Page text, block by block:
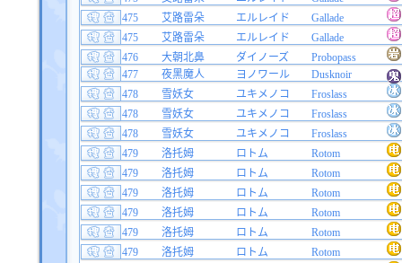
475
艾路雷朵 エルレイド
Gallade
475
艾路雷朵 エルレイド
Gallade
476
大朝北鼻 ダイノーズ
Probopass
477
夜黑魔人 ヨノワール
Dusknoir
478
雪妖女 ユキメノコ
Froslass
478
雪妖女 ユキメノコ
Froslass
478
雪妖女 ユキメノコ
Froslass
479
洛托姆 ロトム
Rotom
479
洛托姆 ロトム
Rotom
479
洛托姆 ロトム
Rotom
479
洛托姆 ロトム
Rotom
479
洛托姆 ロトム
Rotom
479
洛托姆 ロトム
Rotom